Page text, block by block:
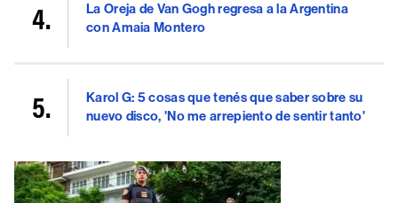
La Oreja de Van Gogh regresa a la Argentina
con Amaia Montero
Karol G: 5 cosas que tenés que saber sobre su
nuevo disco, 'No me arrepiento de sentir tanto'